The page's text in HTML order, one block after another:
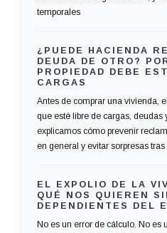
temporales
¿PUEDE HACIENDA
DEUDA DE OTRO?
PROPIEDAD DEBE
CARGAS
Antes de comprar una vivienda,
que esté libre de cargas, deudas
explicamos cómo prevenir
en general y evitar sorpresas tras
EL EXPOLIO DE LA
QUÉ NOS QUIEREN
DEPENDIENTES DEL
No es un error de cálculo. No es